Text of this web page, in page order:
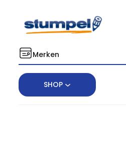
Merken
SHOP
Home Kinderlijm Collall 30ml